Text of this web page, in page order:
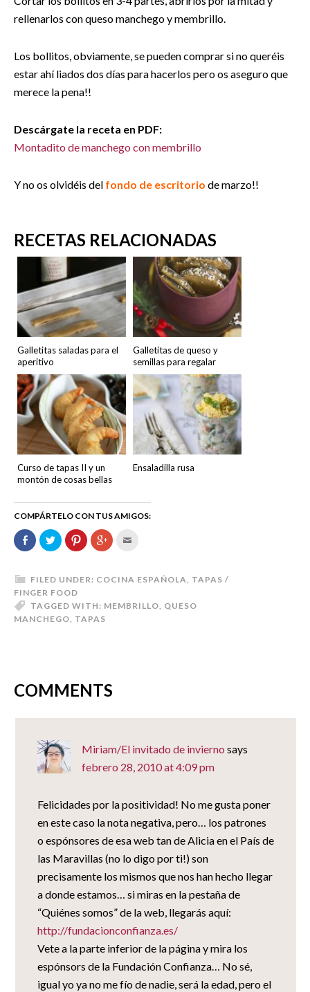
rellenarlos con queso manchego y membrillo.
Los bollitos, obviamente, se pueden comprar si no queréis
estar ahí liados dos días para hacerlos pero os aseguro que
merece la pena!!
Descárgate la receta en PDF:
Montadito de manchego con membrillo
Y no os olvidéis del fondo de escritorio de marzo!!
RECETAS RELACIONADAS
Galletitas saladas para el
aperitivo
Galletitas de queso y
semillas para regalar
Curso de tapas II y un
montón de cosas bellas
Ensaladilla rusa
COMPÁRTELO CON TUS AMIGOS:
Comparte
en
Facebook
en
una
ventana
nueva)
Haz
clic
para
Twitter
(Se
abre
en
ventana
Haz
clic
para
Pinterest
en
ventana
Haz
clic
Google+
en
correo
un
FILED UNDER: COCINA ESPAÑOLA, TAPAS /
FINGER FOOD
TAGGED WITH: MEMBRILLO, QUESO
MANCHEGO, TAPAS
COMMENTS
Miriam/El invitado de invierno says
febrero 28, 2010 at 4:09 pm
Felicidades por la positividad! No me gusta poner
en este caso la nota negativa, pero… los patrones
o espónsores de esa web tan de Alicia en el País de
las Maravillas (no lo digo por ti!) son
precisamente los mismos que nos han hecho llegar
a donde estamos… si miras en la pestaña de
“Quiénes somos” de la web, llegarás aquí:
http://fundacionconfianza.es/
Vete a la parte inferior de la página y mira los
espónsors de la Fundación Confianza… No sé,
igual yo ya no me fío de nadie, será la edad, pero el